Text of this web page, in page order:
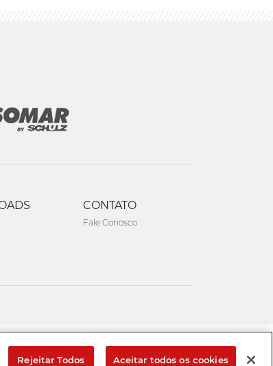
CONTATO
Fale Conosco
Rejeitar Todos Aceitar todos os cookies